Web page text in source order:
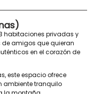
habitaciones privadas y
amigos que quieran
en el corazón de
este espacio ofrece
ambiente tranquilo